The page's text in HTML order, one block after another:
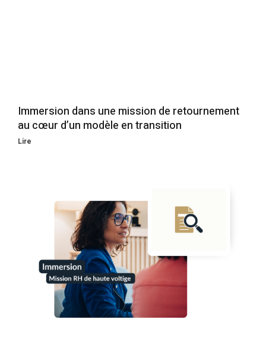
Immersion dans une mission de retournement
au cœur d’un modèle en transition
Lire